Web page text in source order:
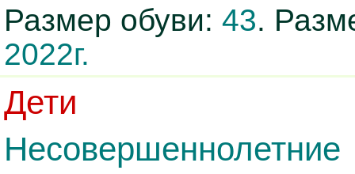
Размер обуви: 43.
2022г.
Дети
Несовершеннолетние